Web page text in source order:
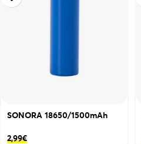
SONORA 18650/1500mAh
2,99€